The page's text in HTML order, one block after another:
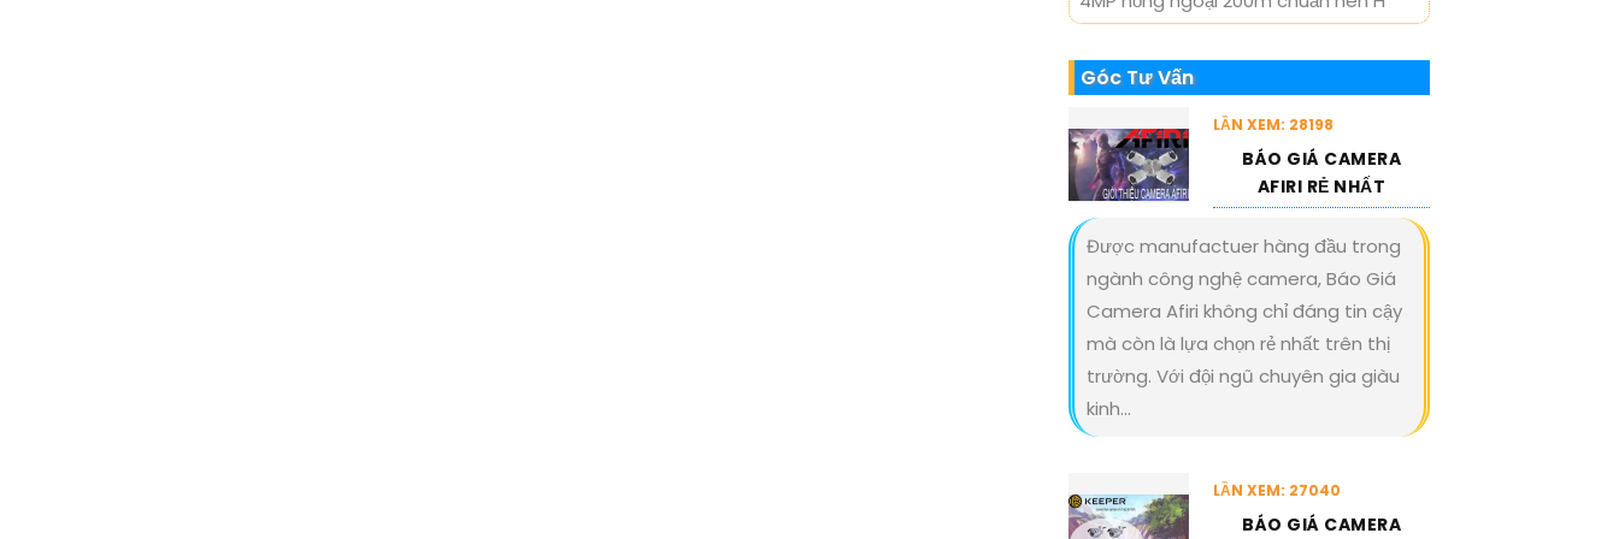
Góc Tư Vấn
LẦN XEM: 28198
BÁO GIÁ CAMERA
AFIRI RẺ NHẤT
Được manufactuer hàng đầu trong
ngành công nghệ camera, Báo Giá
Camera Afiri không chỉ đáng tin cậy
mà còn là lựa chọn rẻ nhất trên thị
trường. Với đội ngũ chuyên gia giàu
kinh...
LẦN XEM: 27040
BÁO GIÁ CAMERA